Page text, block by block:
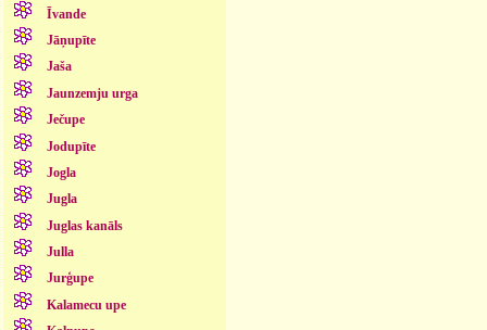
Īvande
Jāņupīte
Jaša
Jaunzemju urga
Ječupe
Jodupīte
Jogla
Jugla
Juglas kanāls
Julla
Jurģupe
Kalamecu upe